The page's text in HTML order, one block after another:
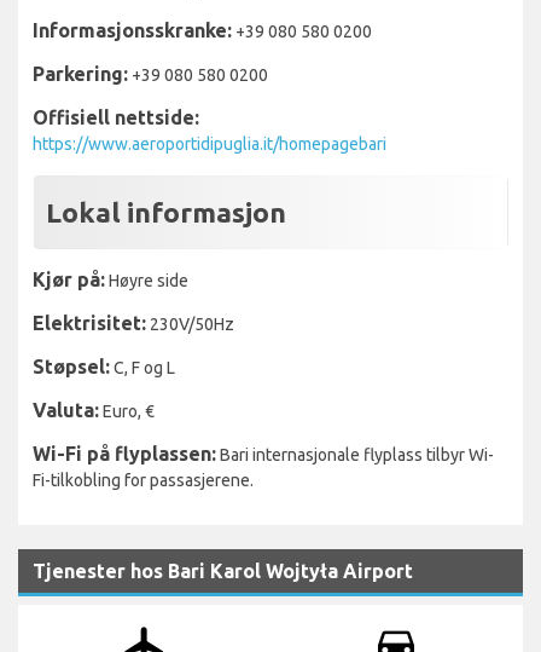
Informasjonsskranke: +39 080 580 0200
Parkering: +39 080 580 0200
Offisiell nettside:
https://www.aeroportidipuglia.it/homepagebari
Lokal informasjon
Kjør på:Høyre side
Elektrisitet: 230V/50Hz
Støpsel:C, F og L
Valuta:Euro, €
Wi-Fi på flyplassen:Bari internasjonale flyplass tilbyr Wi-
Fi-tilkobling for passasjerene.
Tjenester hos Bari Karol Wojtyła Airport